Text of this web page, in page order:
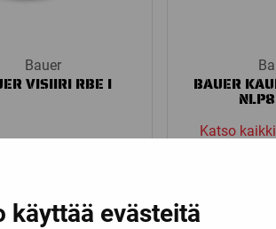
käyttää evästeitä
Bauer
VISIIRI RBE I BAUER
Katso